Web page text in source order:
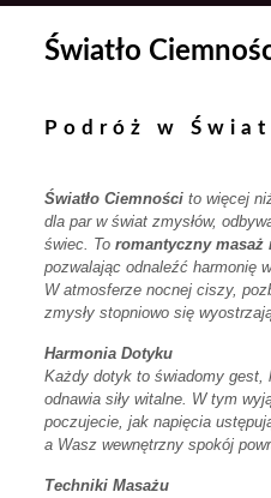
Światło
Podróż w Świat
Światło Ciemnościto więcej
dla par w świat zmysłów,
świec. To romantyczny masaż
pozwalając odnaleźć harmonię
W atmosferze nocnej ciszy,
zmysły stopniowo się
Harmonia Dotyku
Każdy dotyk to świadomy gest,
odnawia siły witalne. W tym
poczujecie, jak napięcia
a Wasz wewnętrzny spokój
Techniki Masażu